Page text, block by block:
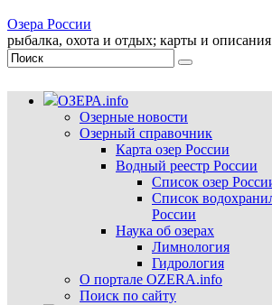
Озера России
рыбалка, охота и отдых; карты и
ОЗЕРА.info
Озерные новости
Озерный справочник
Карта озер России
Водный реестр России
Список озер
Список
России
Наука об озерах
Лимнология
Гидрология
О портале OZERA.info
Поиск по сайту